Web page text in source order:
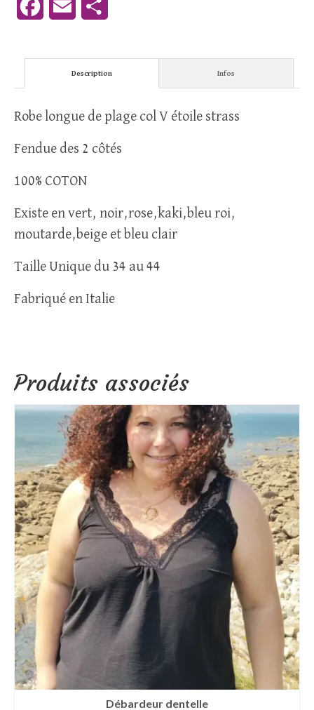
FacebookEmail
Description Infos
Robe longue de plage col V étoile strass
Fendue des 2 côtés
100% COTON
Existe en vert, noir,rose,kaki,bleu roi,
moutarde,beige et bleu clair
Taille Unique du 34 au 44
Fabriqué en Italie
Produits associés
Débardeur dentelle